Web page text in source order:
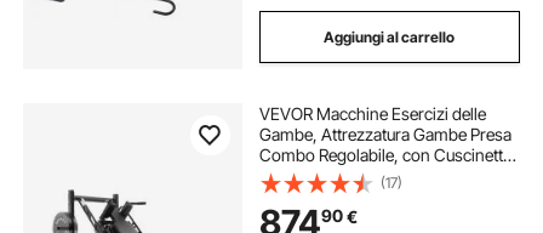
Aggiungi al carrello
VEVOR Macchine Esercizi delle
Gambe, Attrezzatura Gambe Presa
Combo Regolabile, con Cuscinetto
Lineare, Allenamento delle Gambe
per Palestra, per Quadricipiti, Pali
per Pesi da 50 mm
(17)
87490€